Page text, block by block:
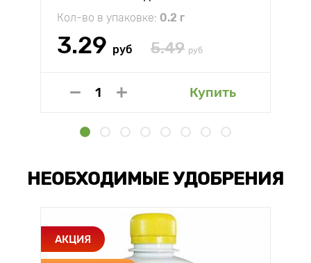
Кол-во в упаковке: 0.2 г
3.29 руб 5.49 руб
Купить
НЕОБХОДИМЫЕ УДОБРЕНИЯ
АКЦИЯ